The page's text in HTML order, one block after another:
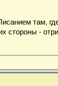
там,
стороны -